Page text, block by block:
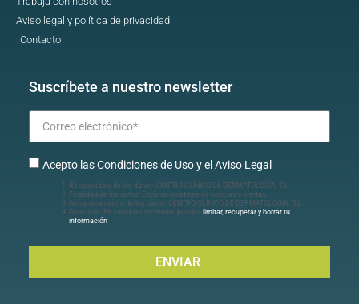
Aviso legal y política de privacidad
Contacto
Suscríbete a nuestro newsletter
Acepto las Condiciones de Uso y el Aviso Legal
Responsable de los datos: CENTRO CLÍNICO DE DERMATOLOGÍA, S.L.
Finalidad de los datos: Envío de boletines de noticias y ofertas.
Almacenamiento de los datos: CENTRO CLÍNICO DE DERMATOLOGÍA, S.L.
Derechos: En cualquier momento puedes limitar, recuperar y borrar tu
información
ENVIAR